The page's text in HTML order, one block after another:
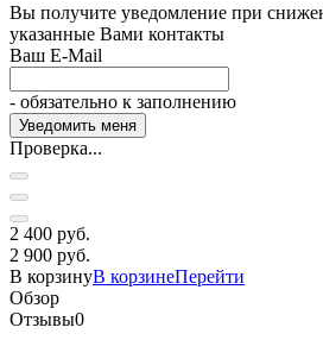
Вы получите уведомление при
указанные Вами контакты
Ваш E-Mail
- обязательно к заполнению
Проверка...
2 400 руб.
2 900 руб.
В корзинуВ корзинеПерейти
Обзор
Отзывы0